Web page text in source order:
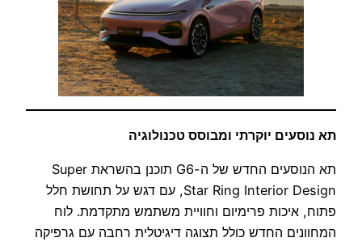
תא נוסעים יוקרתי ומבוסס טכנולוגיה
תא הנוסעים החדש של ה-G6 תוכנן בהשראת Super
Star Ring Interior Design, עם דגש על תחושת חלל
פתוח, איכות פרימיום וחוויית משתמש מתקדמת. לוח
המחוונים החדש כולל תצוגה דיגיטלית רחבה עם גרפיקה